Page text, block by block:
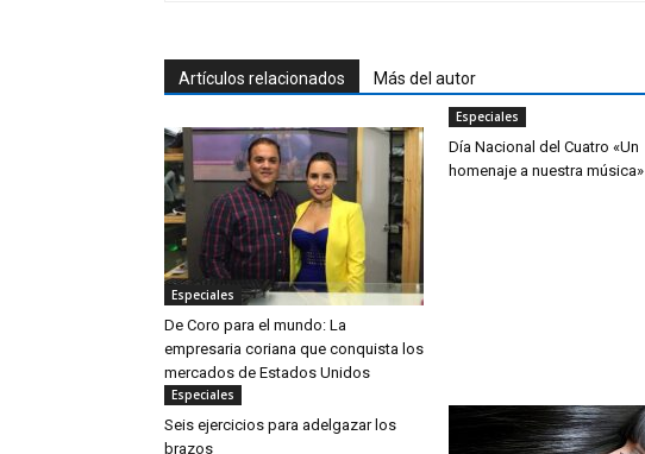
Artículos relacionados Más del autor
Especiales
De Coro para el mundo: La
empresaria coriana que conquista los
mercados de Estados Unidos
Especiales
Día Nacional del Cuatro «Un
homenaje a nuestra música»
Especiales
Seis ejercicios para adelgazar los
brazos